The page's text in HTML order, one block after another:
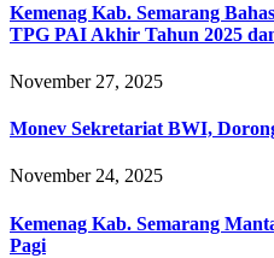
Kemenag Kab. Semarang
TPG PAI Akhir Tahun 2025
November 27, 2025
Monev Sekretariat BWI,
November 24, 2025
Kemenag Kab. Semarang
Pagi